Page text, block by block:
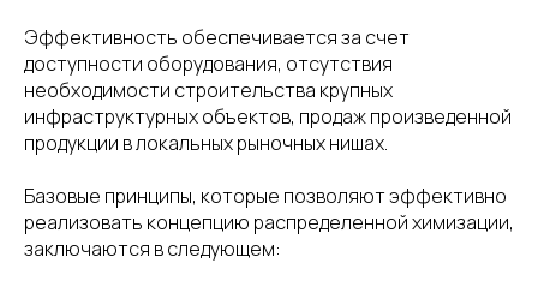
Эффективность обеспечивается за счет
доступности оборудования, отсутствия
необходимости строительства крупных
инфраструктурных объектов, продаж произведенной
продукции в локальных рыночных нишах.
Базовые принципы, которые позволяют эффективно
реализовать концепцию распределенной химизации,
заключаются в следующем: